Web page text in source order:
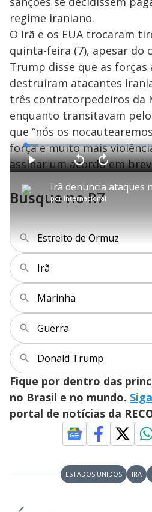
regime iraniano.
O Irã e os EUA trocaram
quinta-feira (7), apesar do
Trump disse que as forças
destruíram atacantes
três contratorpedeiros da
enquanto transitavam
que “nós os
força e muito mais
assinar um acordo em
P
l
a
y
V
i
d
e
o
por Internacional
P V
t
a
r
1
u
n
o
A
n
ç
a
g
u
d
u
o
L
o
a
d
e
.
8
Busque no R7
Estreito de Ormuz
Irã
Marinha
Guerra
Donald Trump
Fique por dentro das
no Brasil e no mundo.
portal de notícias da
ESTADOS UNIDOS IRÃ